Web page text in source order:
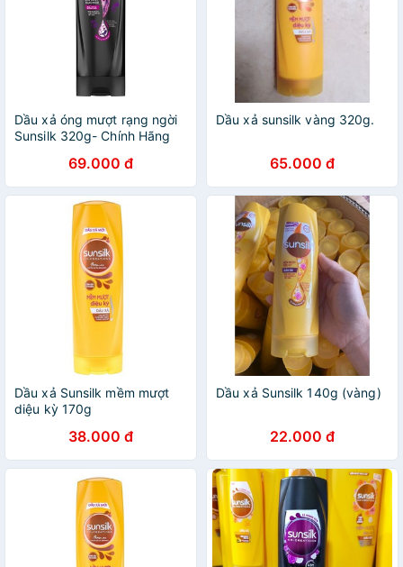
Dầu xả óng mượt rạng ngời
Sunsilk 320g- Chính Hãng
69.000 đ
Dầu xả sunsilk vàng 320g.
65.000 đ
Dầu xả Sunsilk mềm mượt
diệu kỳ 170g
38.000 đ
Dầu xả Sunsilk 140g (vàng)
22.000 đ